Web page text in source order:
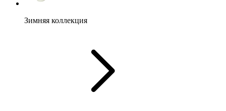
Зимняя коллекция